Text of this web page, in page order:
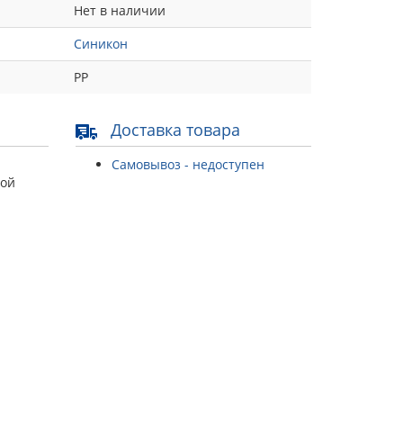
Нет в наличии
Синикон
РР
Доставка товара
Самовывоз - недоступен